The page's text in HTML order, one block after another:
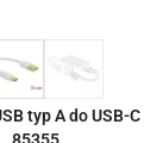
typ A do USB-